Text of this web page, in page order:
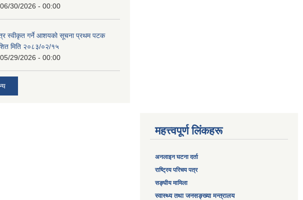
06/30/2026 - 00:00
स्वीकृत गर्ने आशयको सूचना प्रथम पटक
मिति २०८३/०२/१५
05/29/2026 - 00:00
महत्त्वपूर्ण लिंकहरू
अनलाइन घटना दर्ता
‎राष्ट्रिय परिचय पत्र
सङ्‍घीय मामिला
स्वास्थ्य तथा जनसङ्ख्या मन्त्रालय